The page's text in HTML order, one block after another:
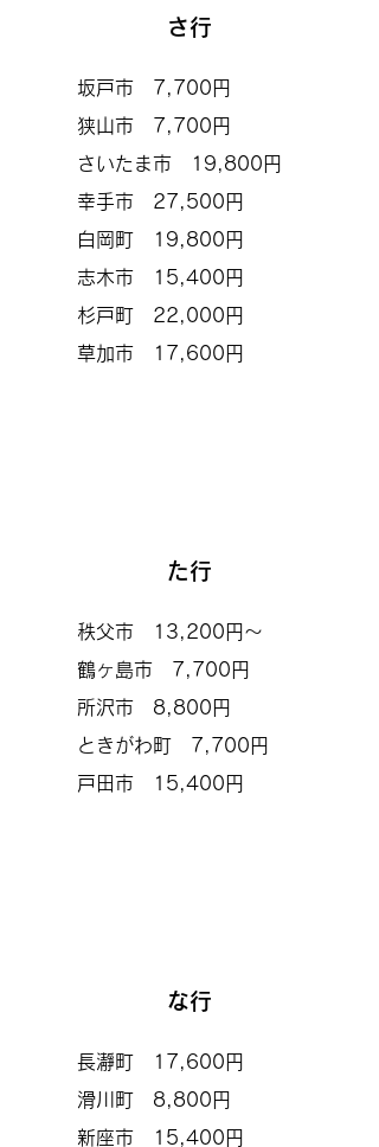
さ行
坂戸市 7,700円
狭山市 7,700円
さいたま市 19,800円
幸手市 27,500円
白岡町 19,800円
志木市 15,400円
杉戸町 22,000円
​草加市 17,600円
た行
秩父市 13,200円～
鶴ヶ島市 7,700円
所沢市 8,800円
ときがわ町 7,700円
​戸田市 15,400円
な行
長瀞町 17,600円
滑川町 8,800 円
​新座市 15,400円